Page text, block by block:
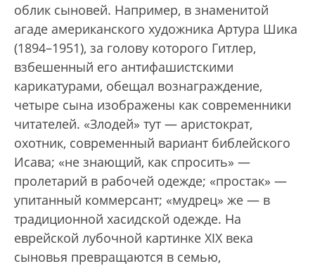
облик сыновей. Например, в знаменитой
агаде американского художника Артура Шика
(1894–1951), за голову которого Гитлер,
взбешенный его антифашистскими
карикатурами, обещал вознаграждение,
четыре сына изображены как современники
читателей. «Злодей» тут — аристократ,
охотник, современный вариант библейского
Исава; «не знающий, как спросить» —
пролетарий в рабочей одежде; «простак» —
упитанный коммерсант; «мудрец» же — в
традиционной хасидской одежде. На
еврейской лубочной картинке XIX века
сыновья превращаются в семью,